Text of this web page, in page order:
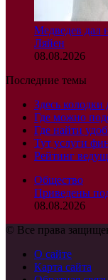
Медведев дал
Ляйен
08.08.2026
Последние темы
Здесь
Где можно
Где найти
Тут услуги
Рейтинг
Общество
Приведены
08.08.2026
© Все права
О сайте
Карта сайта